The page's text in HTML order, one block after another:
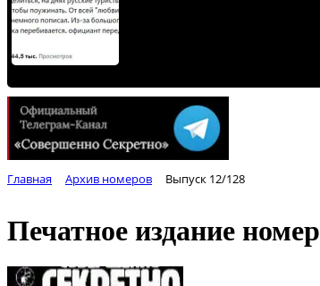
Главная Архив номеров Выпуск 12/128
Печатное издание номер